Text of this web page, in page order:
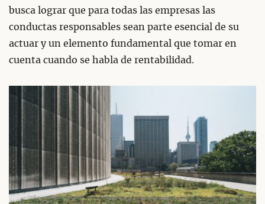
busca lograr que para todas las empresas las
conductas responsables sean parte esencial de su
actuar y un elemento fundamental que tomar en
cuenta cuando se habla de rentabilidad.